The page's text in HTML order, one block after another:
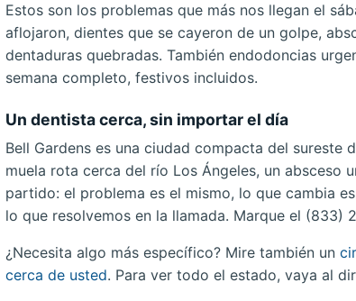
Estos son los problemas que más nos llegan el
aflojaron, dientes que se cayeron de un golpe,
dentaduras quebradas. También endodoncias
semana completo, festivos incluidos.
Un dentista cerca, sin importar el día
Bell Gardens es una ciudad compacta del sureste
muela rota cerca del río Los Ángeles, un absceso
partido: el problema es el mismo, lo que cambia
lo que resolvemos en la llamada. Marque el
¿Necesita algo más específico? Mire también un
cerca de usted. Para ver todo el estado, vaya al